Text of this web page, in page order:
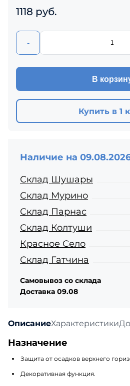
ОписаниеХарактеристики
Назначение
Защита от осадков верхнего
Декоративная функция.
1118 руб.
-
В
Купить в 1
Наличие на
Склад Шушары
Склад Мурино
Склад Парнас
Склад Колтуши
Красное Село
Склад Гатчина
Самовывоз со склада
Доставка 09.08